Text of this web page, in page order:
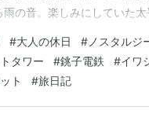
雨の音。楽しみにしていた太
を迎えましたが、やはり雨風
くれませんでした☁️ 「まあ、
めて、朝風呂へ。 朝一番
女風呂が入れ替わっていて
#大人の休日 # ノスタルジ
タワー #銚子電鉄 #イワ
ト #旅日記